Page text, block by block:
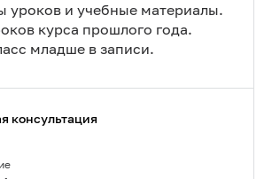
уроков и учебные материалы.
курса прошлого года.
младше в записи.
консультация